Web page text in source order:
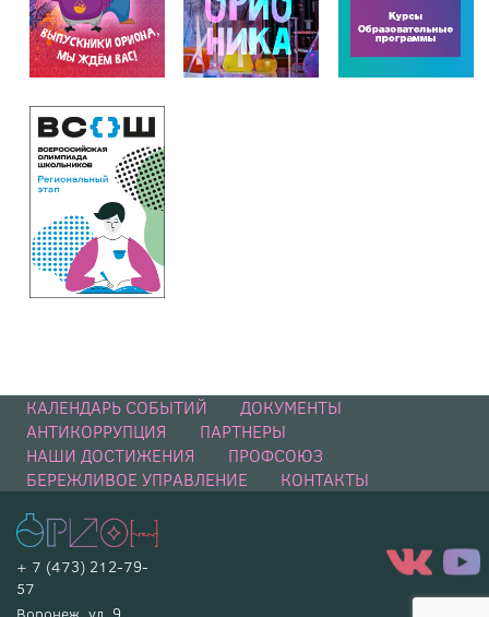
КАЛЕНДАРЬ СОБЫТИЙ
ДОКУМЕНТЫ
АНТИКОРРУПЦИЯ
ПАРТНЕРЫ
НАШИ ДОСТИЖЕНИЯ
ПРОФСОЮЗ
БЕРЕЖЛИВОЕ УПРАВЛЕНИЕ
КОНТАКТЫ
+ 7 (473) 212-79-
57